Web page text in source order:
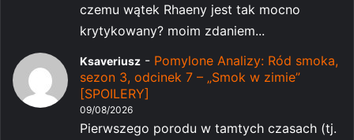
czemu wątek Rhaeny jest tak mocno
krytykowany? moim zdaniem...
Ksaveriusz - Pomylone Analizy: Ród smoka,
sezon 3, odcinek 7 – „Smok w zimie”
[SPOILERY]
09/08/2026
Pierwszego porodu w tamtych czasach (tj.